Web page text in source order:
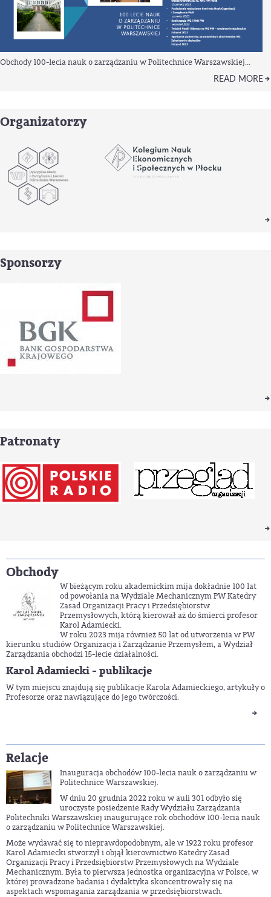
Obchody 100-lecia nauk o zarządzaniu w Politechnice Warszawskiej...
READ MORE
Organizatorzy
Sponsorzy
Patronaty
Obchody
W bieżącym roku akademickim mija dokładnie 100 lat
od powołania na Wydziale Mechanicznym PW Katedry
Zasad Organizacji Pracy i Przedsiębiorstw
Przemysłowych, którą kierował aż do śmierci profesor
Karol Adamiecki.
W roku 2023 mija również 50 lat od utworzenia w PW
kierunku studiów Organizacja i Zarządzanie Przemysłem, a Wydział
Zarządzania obchodzi 15-lecie działalności.
Karol Adamiecki - publikacje
W tym miejscu znajdują się publikacje Karola Adamieckiego, artykuły o
Profesorze oraz nawiązujące do jego twórczości.
Relacje
Inauguracja obchodów 100-lecia nauk o zarządzaniu w
Politechnice Warszawskiej.
W dniu 20 grudnia 2022 roku w auli 301 odbyło się
uroczyste posiedzenie Rady Wydziału Zarządzania
Politechniki Warszawskiej inaugurujące rok obchodów 100-lecia nauk
o zarządzaniu w Politechnice Warszawskiej.
Może wydawać się to nieprawdopodobnym, ale w 1922 roku profesor
Karol Adamiecki stworzył i objął kierownictwo Katedry Zasad
Organizacji Pracy i Przedsiębiorstw Przemysłowych na Wydziale
Mechanicznym. Była to pierwsza jednostka organizacyjna w Polsce, w
której prowadzone badania i dydaktyka skoncentrowały się na
aspektach wspomagania zarządzania w przedsiębiorstwach.